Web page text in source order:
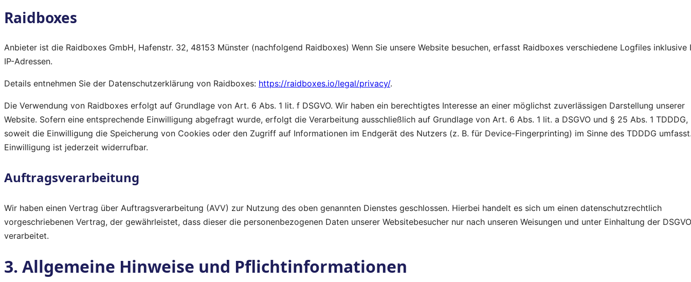
Raidboxes
Anbieter ist die Raidboxes GmbH, Hafenstr. 32, 48153 Münster (nachfolgend Raidboxes) Wenn Sie unsere Website besuchen, erfasst Raidboxes verschiedene Logfiles inklusive
IP-Adressen.
Details entnehmen Sie der Datenschutzerklärung von Raidboxes: https://raidboxes.io/legal/privacy/.
Die Verwendung von Raidboxes erfolgt auf Grundlage von Art. 6 Abs. 1 lit. f DSGVO. Wir haben ein berechtigtes Interesse an einer möglichst zuverlässigen Darstellung unserer
Website. Sofern eine entsprechende Einwilligung abgefragt wurde, erfolgt die Verarbeitung ausschließlich auf Grundlage von Art. 6 Abs. 1 lit. a DSGVO und § 25 Abs. 1 TDDDG,
soweit die Einwilligung die Speicherung von Cookies oder den Zugriff auf Informationen im Endgerät des Nutzers (z. B. für Device-Fingerprinting) im Sinne des TDDDG
Einwilligung ist jederzeit widerrufbar.
Auftragsverarbeitung
Wir haben einen Vertrag über Auftragsverarbeitung (AVV) zur Nutzung des oben genannten Dienstes geschlossen. Hierbei handelt es sich um einen datenschutzrechtlich
vorgeschriebenen Vertrag, der gewährleistet, dass dieser die personenbezogenen Daten unserer Websitebesucher nur nach unseren Weisungen und unter Einhaltung der DSGVO
verarbeitet.
3. Allgemeine Hinweise und Pflicht­informationen